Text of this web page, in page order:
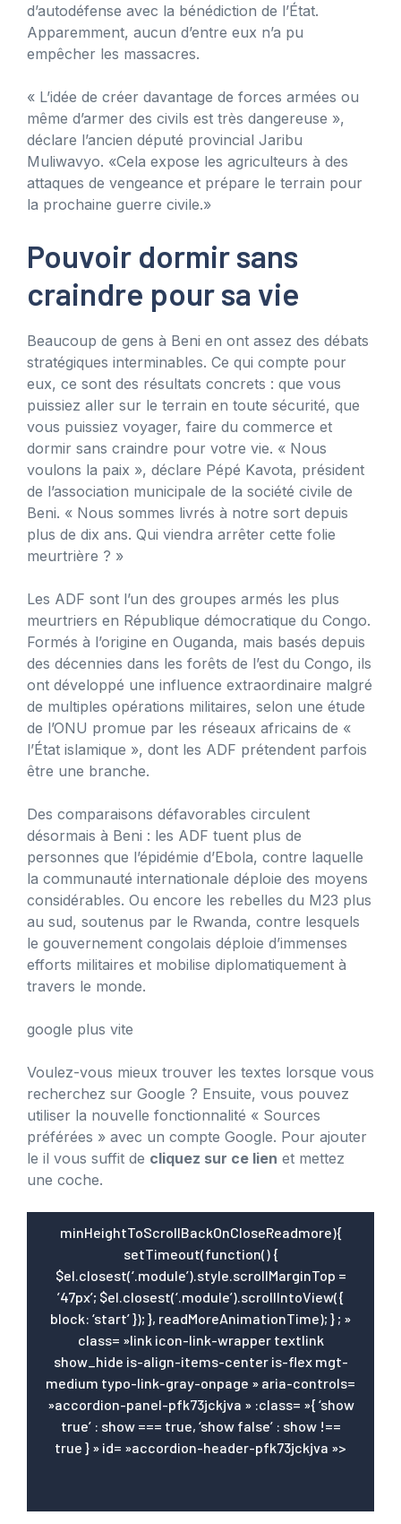
d’autodéfense avec la bénédiction de l’État.
Apparemment, aucun d’entre eux n’a pu
empêcher les massacres.
« L’idée de créer davantage de forces armées ou
même d’armer des civils est très dangereuse »,
déclare l’ancien député provincial Jaribu
Muliwavyo. «Cela expose les agriculteurs à des
attaques de vengeance et prépare le terrain pour
la prochaine guerre civile.»
Pouvoir dormir sans
craindre pour sa vie
Beaucoup de gens à Beni en ont assez des débats
stratégiques interminables. Ce qui compte pour
eux, ce sont des résultats concrets : que vous
puissiez aller sur le terrain en toute sécurité, que
vous puissiez voyager, faire du commerce et
dormir sans craindre pour votre vie. « Nous
voulons la paix », déclare Pépé Kavota, président
de l’association municipale de la société civile de
Beni. « Nous sommes livrés à notre sort depuis
plus de dix ans. Qui viendra arrêter cette folie
meurtrière ? »
Les ADF sont l’un des groupes armés les plus
meurtriers en République démocratique du Congo.
Formés à l’origine en Ouganda, mais basés depuis
des décennies dans les forêts de l’est du Congo, ils
ont développé une influence extraordinaire malgré
de multiples opérations militaires, selon une étude
de l’ONU promue par les réseaux africains de «
l’État islamique », dont les ADF prétendent parfois
être une branche.
Des comparaisons défavorables circulent
désormais à Beni : les ADF tuent plus de
personnes que l’épidémie d’Ebola, contre laquelle
la communauté internationale déploie des moyens
considérables. Ou encore les rebelles du M23 plus
au sud, soutenus par le Rwanda, contre lesquels
le gouvernement congolais déploie d’immenses
efforts militaires et mobilise diplomatiquement à
travers le monde.
google plus vite
Voulez-vous mieux trouver les textes lorsque vous
recherchez sur Google ? Ensuite, vous pouvez
utiliser la nouvelle fonctionnalité « Sources
préférées » avec un compte Google. Pour ajouter
le il vous suffit de cliquez sur ce lien et mettez
une coche.
minHeightToScrollBackOnCloseReadmore){
setTimeout(function() {
$el.closest(‘.module’).style.scrollMarginTop =
’47px’; $el.closest(‘.module’).scrollIntoView({
block: ‘start’ }); }, readMoreAnimationTime); } ; »
class= »link icon-link-wrapper textlink
show_hide is-align-items-center is-flex mgt-
medium typo-link-gray-onpage » aria-controls=
»accordion-panel-pfk73jckjva » :class= »{ ‘show
true’ : show === true, ‘show false’ : show !==
true } » id= »accordion-header-pfk73jckjva »>